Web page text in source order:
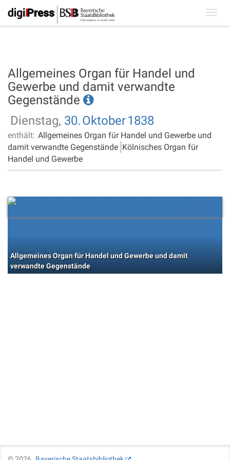
Allgemeines Organ für Handel und
Gewerbe und damit verwandte
Gegenstände
Dienstag, 30.Oktober1838
enthält: Allgemeines Organ für Handel und Gewerbe und
damit verwandte Gegenstände Kölnisches Organ für
Handel und Gewerbe
Allgemeines Organ für Handel und Gewerbe und damit
verwandte Gegenstände